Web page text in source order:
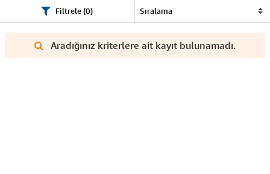
Filtrele (0)
Aradığınız kriterlere ait kayıt bulunamadı.